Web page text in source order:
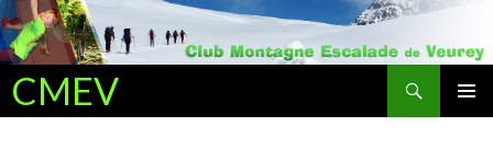
CMEV
Recherche
ALLER AU CONTENU PRINCIPAL